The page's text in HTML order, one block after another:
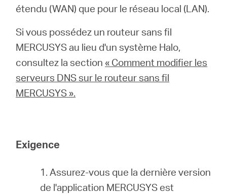
Français
étendu (WAN) que pour le réseau local (LAN).
Si vous possédez un routeur sans fil
MERCUSYS au lieu d'un système Halo,
consultez la section « Comment modifier les
serveurs DNS sur le routeur sans fil
MERCUSYS ».
Exigence
1. Assurez-vous que la dernière version
de l'application MERCUSYS est